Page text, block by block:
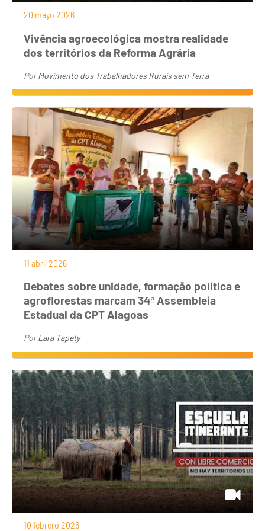
20 mayo 2026
Vivência agroecológica mostra realidade
dos territórios da Reforma Agrária
PorMovimento dos Trabalhadores Rurais sem Terra
11 abril 2026
Debates sobre unidade, formação política e
agroflorestas marcam 34ª Assembleia
Estadual da CPT Alagoas
PorLara Tapety
10 febrero 2026